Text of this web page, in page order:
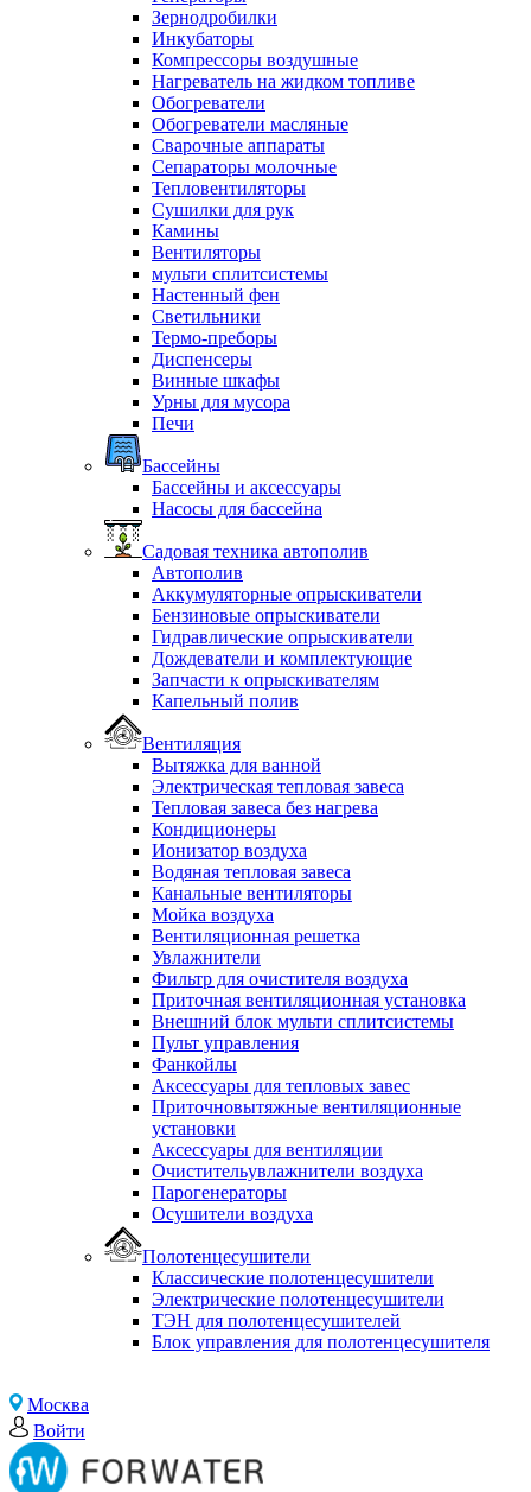
Зернодробилки
Инкубаторы
Компрессоры воздушные
Нагреватель на жидком топливе
Обогреватели
Обогреватели масляные
Сварочные аппараты
Сепараторы молочные
Тепловентиляторы
Сушилки для рук
Камины
Вентиляторы
мульти сплитсистемы
Настенный фен
Светильники
Термо-преборы
Диспенсеры
Винные шкафы
Урны для мусора
Печи
Бассейны
Бассейны и аксессуары
Насосы для бассейна
Садовая техника автополив
Автополив
Аккумуляторные опрыскиватели
Бензиновые опрыскиватели
Гидравлические опрыскиватели
Дождеватели и комплектующие
Запчасти к опрыскивателям
Капельный полив
Вентиляция
Вытяжка для ванной
Электрическая тепловая завеса
Тепловая завеса без нагрева
Кондиционеры
Ионизатор воздуха
Водяная тепловая завеса
Канальные вентиляторы
Мойка воздуха
Вентиляционная решетка
Увлажнители
Фильтр для очистителя воздуха
Приточная вентиляционная установка
Внешний блок мульти сплитсистемы
Пульт управления
Фанкойлы
Аксессуары для тепловых завес
Приточновытяжные вентиляционные
установки
Аксессуары для вентиляции
Очистительувлажнители воздуха
Парогенераторы
Осушители воздуха
Полотенцесушители
Классические полотенцесушители
Электрические полотенцесушители
ТЭН для полотенцесушителей
Блок управления для полотенцесушителя
Москва
Войти